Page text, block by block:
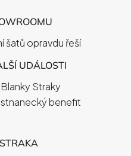
šatů opravdu řeší
UDÁLOSTI
Straky
benefit